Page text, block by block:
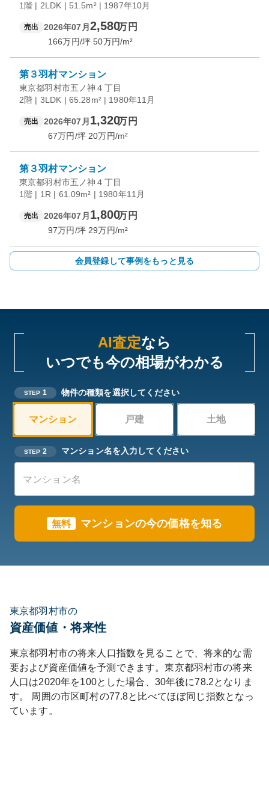
1階 | 2LDK | 51.5m² | 1987年10月
売出 2026年07月 2,580万円
166万円/坪 50万円/m²
第３羽村マンション
東京都羽村市五ノ神４丁目
2階 | 3LDK | 65.28m² | 1980年11月
売出 2026年07月 1,320万円
67万円/坪 20万円/m²
第３羽村マンション
東京都羽村市五ノ神４丁目
1階 | 1R | 61.09m² | 1980年11月
売出 2026年07月 1,800万円
97万円/坪 29万円/m²
会員登録して事例をもっと見る
AI査定なら
いつでも今の相場がわかる
STEP 1 物件の種類を選択してください
マンション 戸建 土地
STEP 2 マンション名を入力してください
無料 マンションの今の価格を知る
東京都羽村市の
資産価値・将来性
東京都羽村市の将来人口指数を見ることで、将来的な需
要および資産価値を予測できます。東京都羽村市の将来
人口は2020年を100とした場合、30年後に78.2となりま
す。
周囲の市区町村の77.8と比べてほぼ同じ指数となっ
ています。